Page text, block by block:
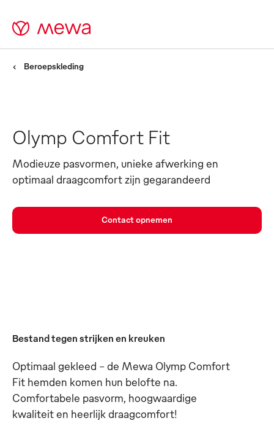
Beroepskleding
Olymp Comfort Fit
Modieuze pasvormen, unieke afwerking en
optimaal draagcomfort zijn gegarandeerd
Contact opnemen
Bestand tegen strijken en kreuken
Optimaal gekleed - de Mewa Olymp Comfort
Fit hemden komen hun belofte na.
Comfortabele pasvorm, hoogwaardige
kwaliteit en heerlijk draagcomfort!